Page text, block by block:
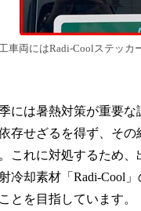
車両にはRadi-Coolステッカ
には暑熱対策が重要
存せざるを得ず、そ
これに対処するため
冷却素材「Radi-Cool
とを目指しています。